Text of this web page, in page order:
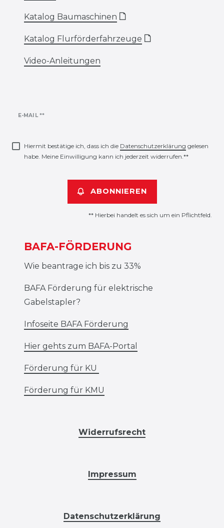
Katalog Baumaschinen 🗋
Katalog Flurförderfahrzeuge 🗋
Video-Anleitungen
E-MAIL **
Newsletter
Hiermit bestätige ich, dass ich die Daten­schutz­erklärung gelesen
habe. Meine Einwilligung kann ich jederzeit widerrufen.**
ABONNIEREN
** Hierbei handelt es sich um ein Pflichtfeld.
BAFA-FÖRDERUNG
Wie beantrage ich bis zu 33%
BAFA Förderung für elektrische
Gabelstapler?
Infoseite BAFA Förderung
Hier gehts zum BAFA-Portal
Förderung für KU
Förderung für KMU
Widerrufsrecht
Impressum
Datenschutzerklärung